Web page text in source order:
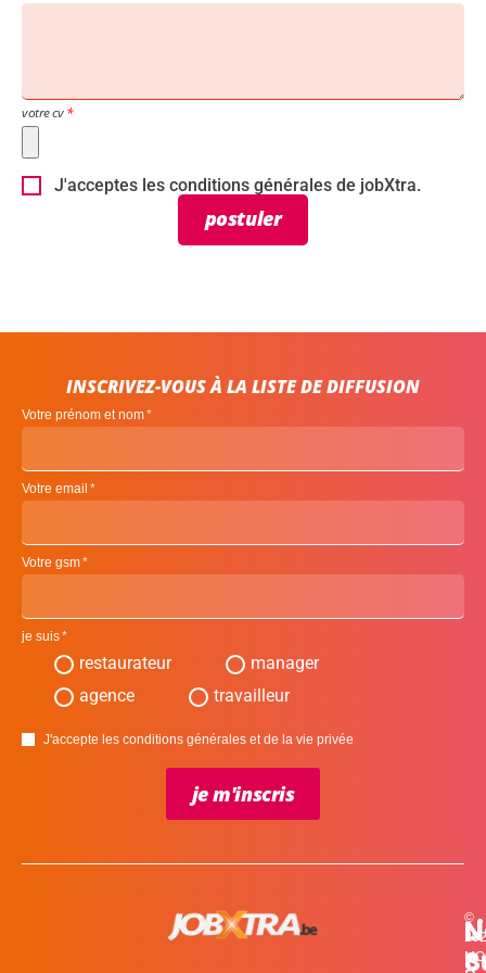
votre cv
J'acceptes les conditions générales de jobXtra.
postuler
©
INSCRIVEZ-VOUS À LA LISTE DE DIFFUSION
Votre prénom et nom
Votre email
Votre gsm
je suis
restaurateur
manager
agence
travailleur
J'accepte les conditions générales et de la vie privée
je m'inscris